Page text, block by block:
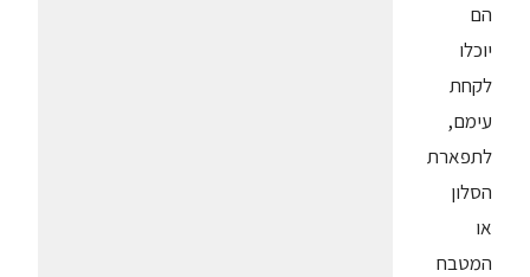
הם
יוכלו
לקחת
עימם,
לתפארת
הסלון
או
המטבח